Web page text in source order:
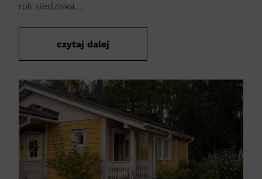
roli siedziska....
czytaj dalej